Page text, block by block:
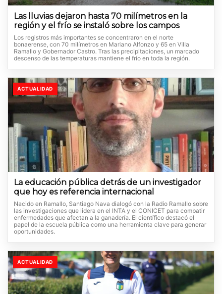
Las lluvias dejaron hasta 70 milímetros en la
región y el frío se instaló sobre los campos
Los registros más importantes se concentraron en el norte
bonaerense, con 70 milímetros en Mariano Alfonzo y 65 en Villa
Ramallo y Gobernador Castro. Tras las precipitaciones, un marcado
descenso de las temperaturas mantiene el frío en toda la región.
ACTUALIDAD
La educación pública detrás de un investigador
que hoy es referencia internacional
Nacido en Ramallo, Santiago Nava dialogó con la Radio Ramallo sobre
las investigaciones que lidera en el INTA y el CONICET para combatir
enfermedades que afectan a la ganadería. El científico destacó el
papel de la escuela pública como una herramienta clave para generar
oportunidades.
ACTUALIDAD